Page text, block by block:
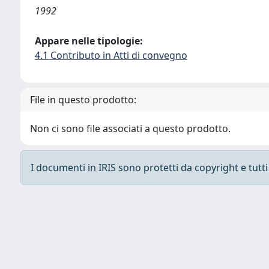
1992
Appare nelle tipologie:
4.1 Contributo in Atti di convegno
File in questo prodotto:
Non ci sono file associati a questo prodotto.
I documenti in IRIS sono protetti da copyright e